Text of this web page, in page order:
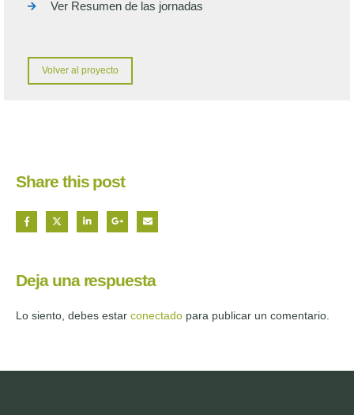
Ver Resumen de las jornadas
Volver al proyecto
Share this post
Deja una respuesta
Lo siento, debes estar conectado para publicar un comentario.